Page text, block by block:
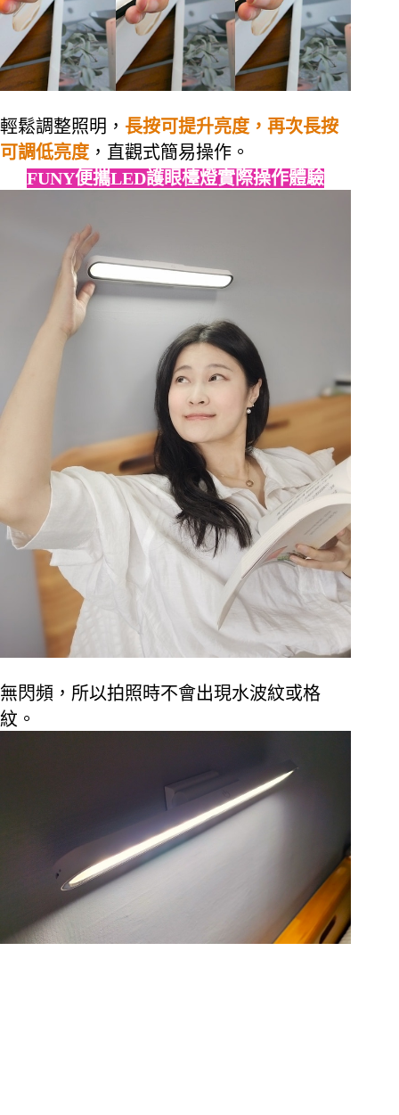
輕鬆調整照明， 長按可提升亮度，再次長按
可調低亮度 ，直觀式簡易操作。
FUNY便攜LED護眼檯燈實際操作體驗
無閃頻，所以拍照時不會出現水波紋或格
紋。